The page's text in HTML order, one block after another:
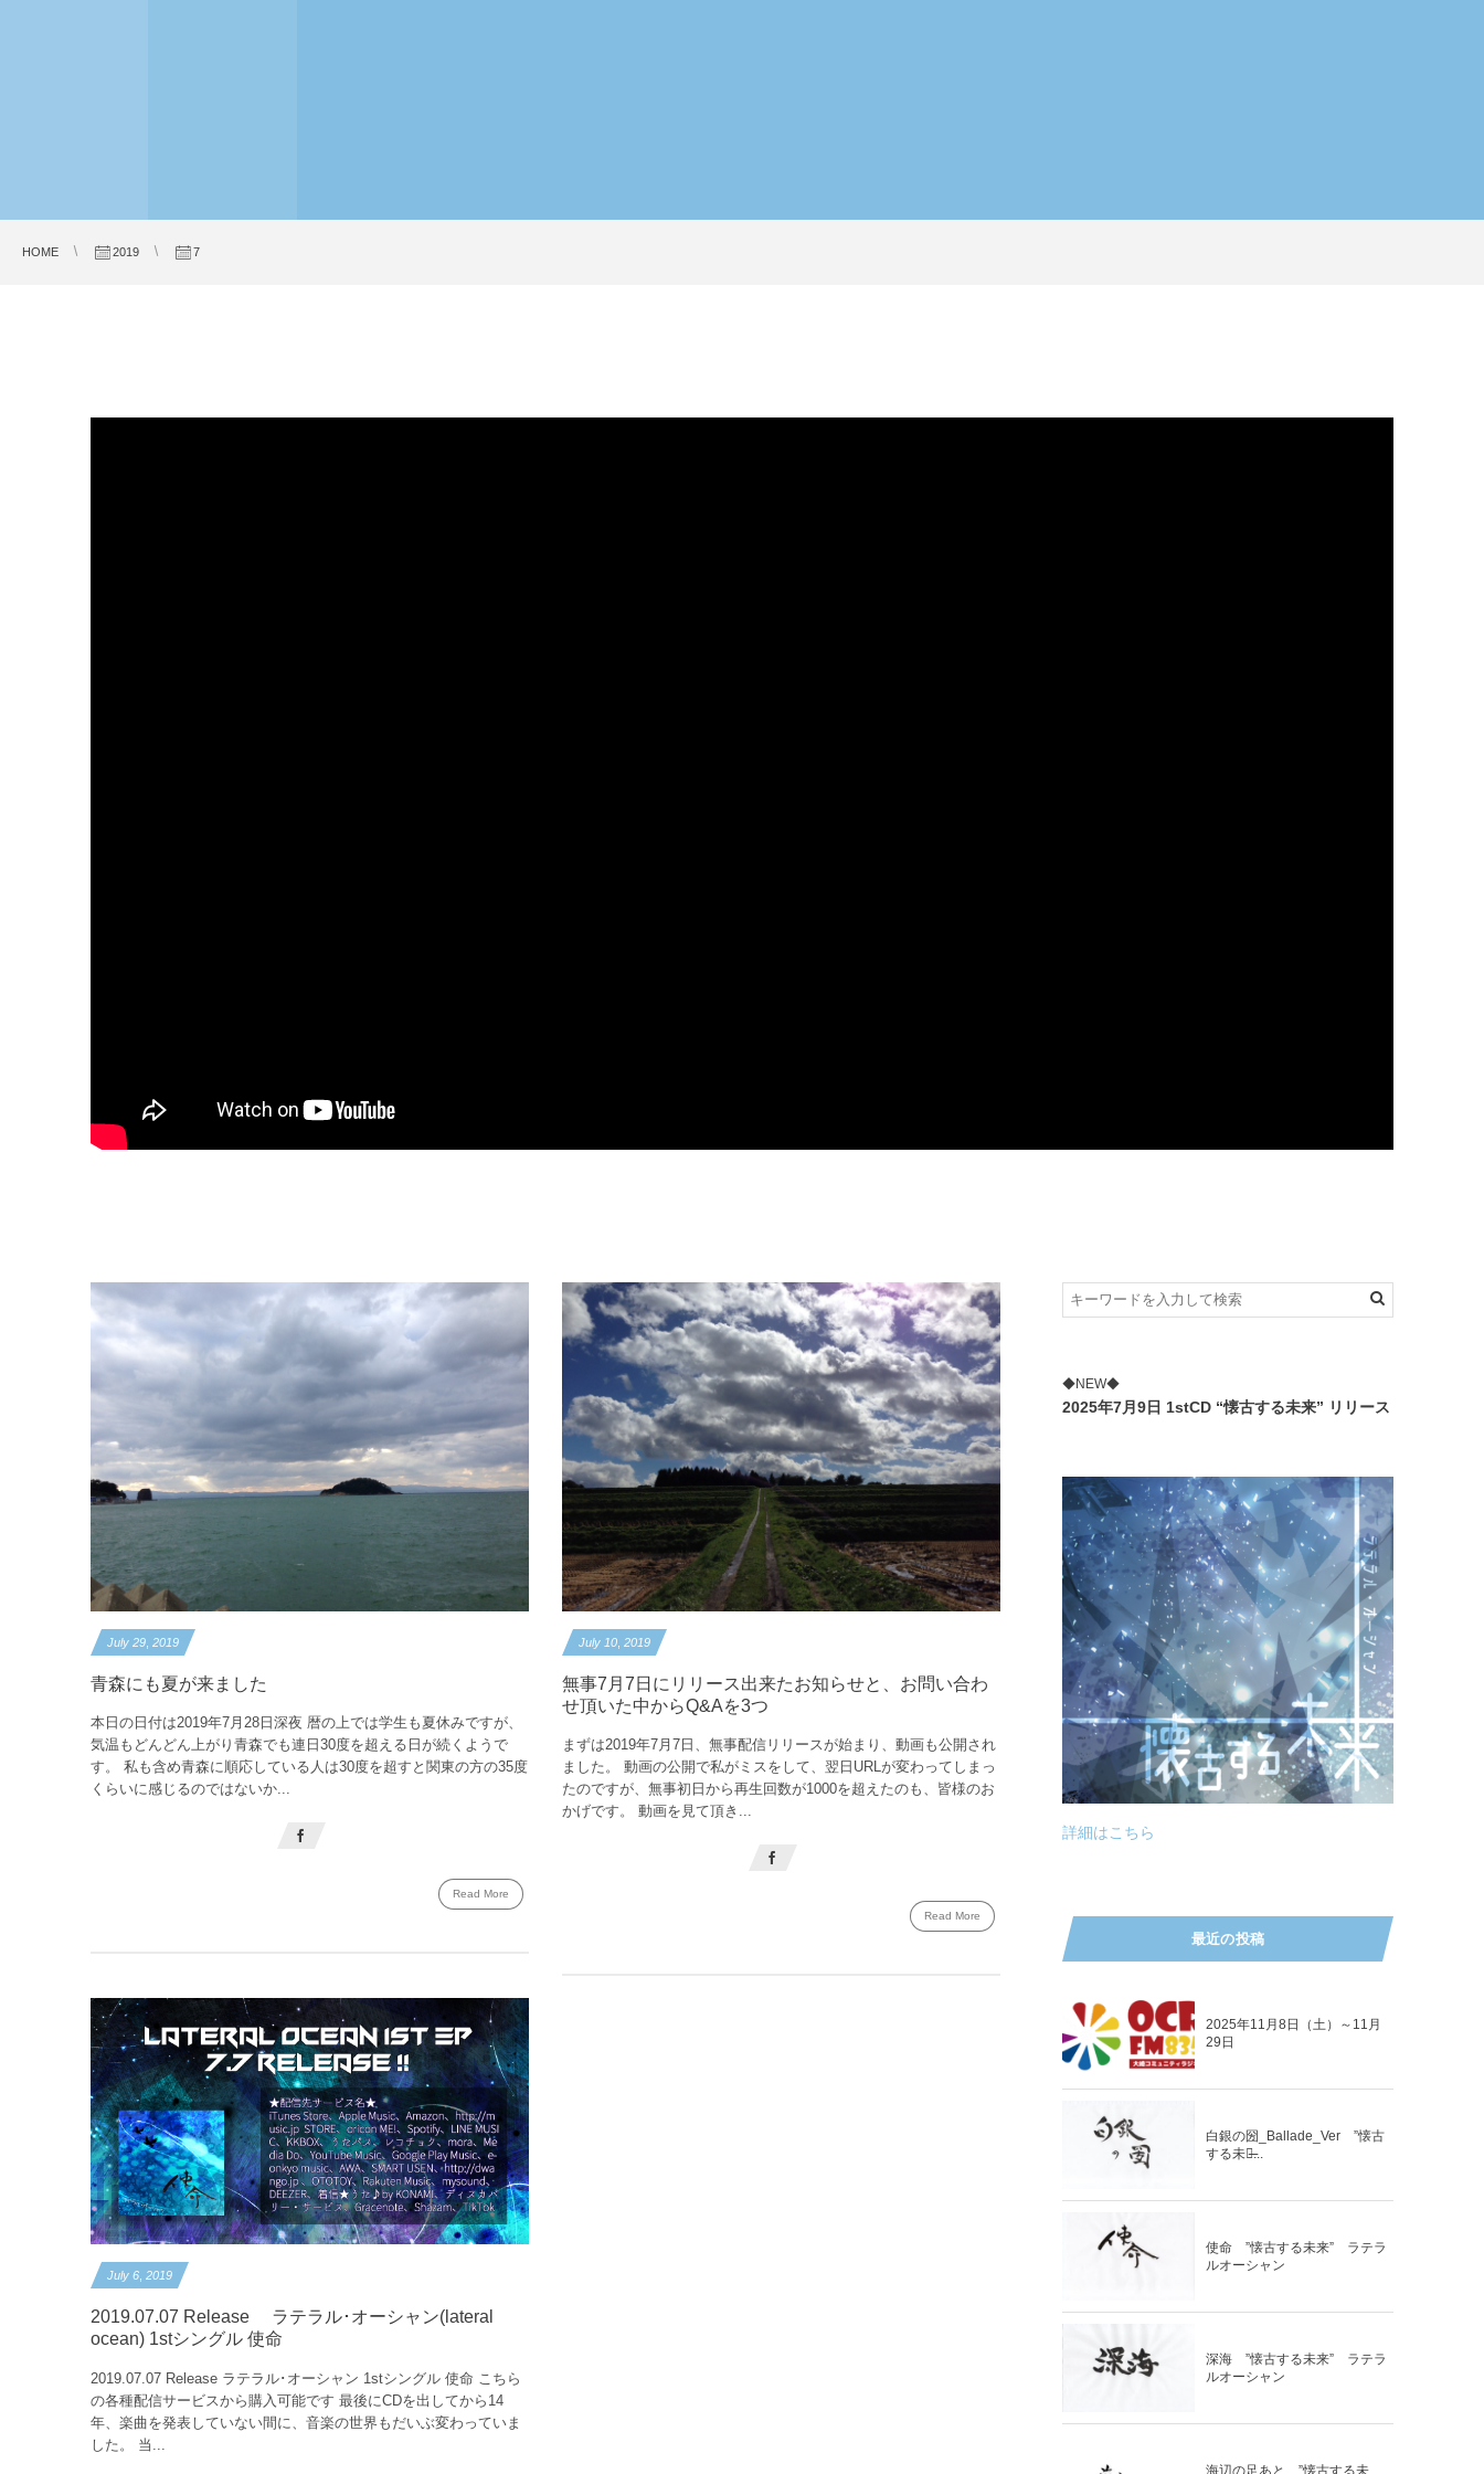
HOME 2019 7
July 29 2019
青森にも夏が来ました
本日の日付は2019年7月28日深夜 暦の上では学生も夏休みですが、
気温もどんどん上がり青森でも連日30度を超える日が続くようで
す。 私も含め青森に順応している人は30度を超すと関東の方の35度
くらいに感じるのではないか...
Read More
July 10 2019
無事7月7日にリリース出来たお知らせと、お問い合わ
せ頂いた中からQ&Aを3つ
まずは2019年7月7日、無事配信リリースが始まり、動画も公開され
ました。 動画の公開で私がミスをして、翌日URLが変わってしまっ
たのですが、無事初日から再生回数が1000を超えたのも、皆様のお
かげです。 動画を見て頂き...
Read More
July 6 2019
2019.07.07 Release ラテラル･オーシャン(lateral
ocean) 1stシングル 使命
2019.07.07 Release ラテラル･オーシャン 1stシングル 使命 こちら
の各種配信サービスから購入可能です 最後にCDを出してから14
年、楽曲を発表していない間に、音楽の世界もだいぶ変わっていま
した。 当...
◆NEW◆
2025年7月9日 1stCD “懐古する未来” リリース
詳細はこちら
最近の投稿
2025年11月8日（土）～11月
29日
白銀の圀_Ballade_Ver ”懐古
する未来̶...
使命 ”懐古する未来” ラテラ
ルオーシャン
深海 ”懐古する未来” ラテラ
ルオーシャン
海辺の足あと ”懐古する未